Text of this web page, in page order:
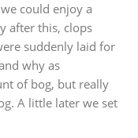
could enjoy a
after this, clops
suddenly laid for
why as
of bog, but really
A little later we set